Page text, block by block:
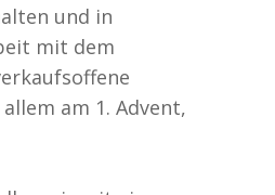
und in
mit dem
am 1. Advent,